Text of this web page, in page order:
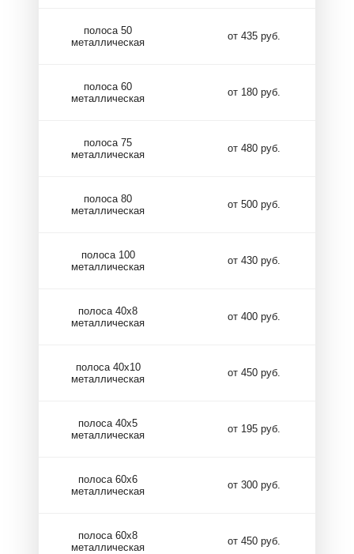
полоса 50
металлическая
от 435 руб.
полоса 60
металлическая
от 180 руб.
полоса 75
металлическая
от 480 руб.
полоса 80
металлическая
от 500 руб.
полоса 100
металлическая
от 430 руб.
полоса 40х8
металлическая
от 400 руб.
полоса 40х10
металлическая
от 450 руб.
полоса 40х5
металлическая
от 195 руб.
полоса 60х6
металлическая
от 300 руб.
полоса 60х8
металлическая
от 450 руб.